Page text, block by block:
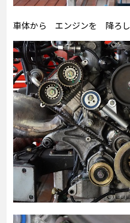
車体から エンジンを 降ろし